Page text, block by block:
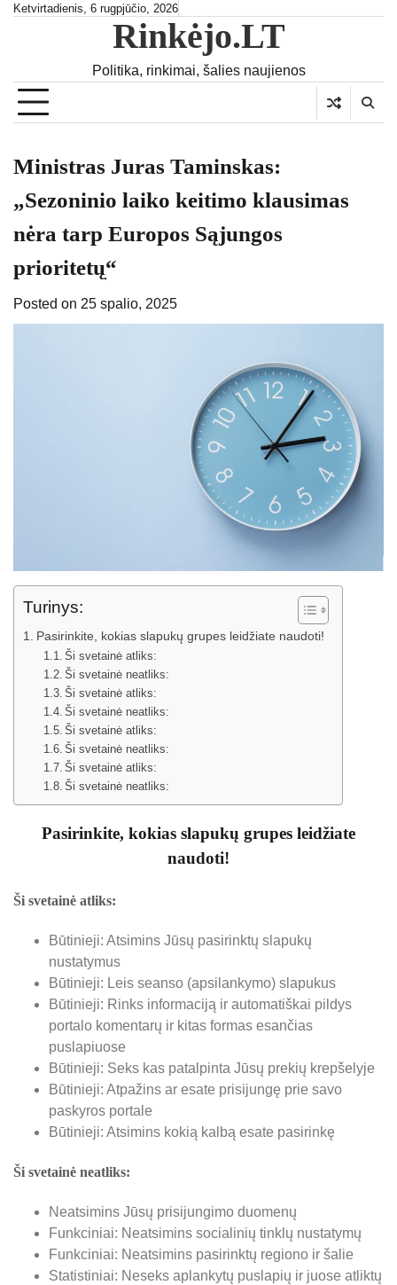
SkipKetvirtadienis, 6 rugpjūčio, 2026
Rinkėjo.LT
Politika, rinkimai, šalies naujienos
Ministras Juras Taminskas:
„Sezoninio laiko keitimo klausimas
nėra tarp Europos Sąjungos
prioritetųׅ“
Posted on 25 spalio, 2025
Turinys:
Pasirinkite, kokias slapukų grupes leidžiate naudoti!
Ši svetainė atliks:
Ši svetainė neatliks:
Ši svetainė atliks:
Ši svetainė neatliks:
Ši svetainė atliks:
Ši svetainė neatliks:
Ši svetainė atliks:
Ši svetainė neatliks:
Pasirinkite, kokias slapukų grupes leidžiate
naudoti!
Ši svetainė atliks:
Būtinieji: Atsimins Jūsų pasirinktų slapukų
nustatymus
Būtinieji: Leis seanso (apsilankymo) slapukus
Būtinieji: Rinks informaciją ir automatiškai pildys
portalo komentarų ir kitas formas esančias
puslapiuose
Būtinieji: Seks kas patalpinta Jūsų prekių krepšelyje
Būtinieji: Atpažins ar esate prisijungę prie savo
paskyros portale
Būtinieji: Atsimins kokią kalbą esate pasirinkę
Ši svetainė neatliks:
Neatsimins Jūsų prisijungimo duomenų
Funkciniai: Neatsimins socialinių tinklų nustatymų
Funkciniai: Neatsimins pasirinktų regiono ir šalie
Statistiniai: Neseks aplankytų puslapių ir juose atliktų